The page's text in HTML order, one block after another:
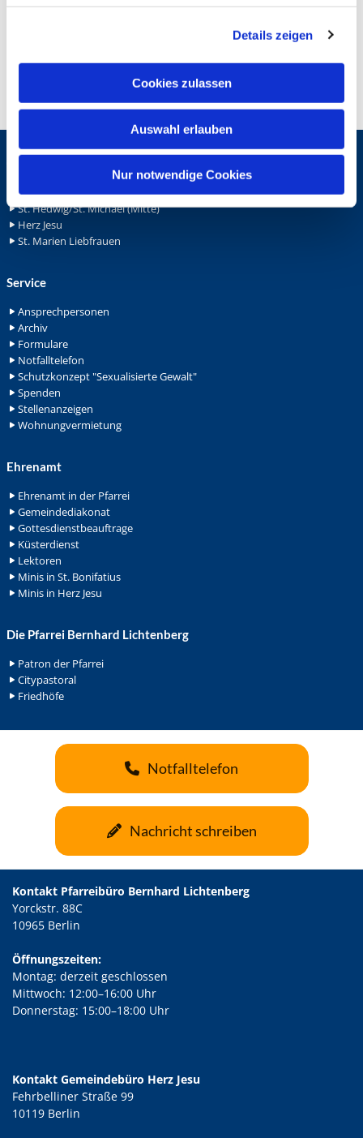
a
Details zeigen
Cookies zulassen
Auswahl erlauben
Nur notwendige Cookies
St. Bonifatius
St. Hedwig/St. Michael (Mitte)
Herz Jesu
St. Marien Liebfrauen
Service
Ansprechpersonen
Archiv
Formulare
Notfalltelefon
Schutzkonzept "Sexualisierte Gewalt"
Spenden
Stellenanzeigen
Wohnungvermietung
Ehrenamt
Ehrenamt in der Pfarrei
Gemeindediakonat
Gottesdienstbeauftrage
Küsterdienst
Lektoren
Minis in St. Bonifatius
Minis in Herz Jesu
Die Pfarrei Bernhard Lichtenberg
Patron der Pfarrei
Citypastoral
Friedhöfe
Notfalltelefon
Nachricht schreiben
Kontakt Pfarreibüro Bernhard Lichtenberg
Yorckstr. 88C
10965 Berlin
Öffnungszeiten:
Montag: derzeit geschlossen
Mittwoch: 12:00–16:00 Uhr
Donnerstag: 15:00–18:00 Uhr
Kontakt Gemeindebüro Herz Jesu
Fehrbelliner Straße 99
10119 Berlin